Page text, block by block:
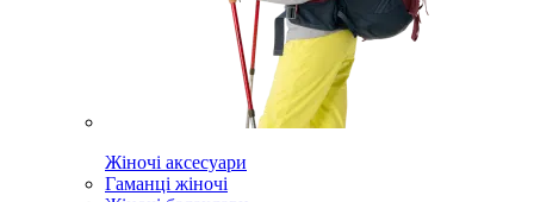
Жіночі аксесуари
Гаманці жіночі